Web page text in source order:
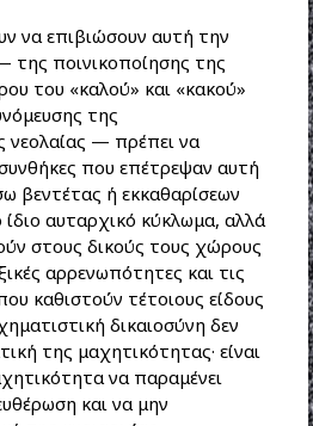
να επιβιώσουν αυτή την
της ποινικοποίησης της
του «καλού» και «κακού»
της
νεολαίας — πρέπει να
που επέτρεψαν αυτή
βεντέτας ή εκκαθαρίσεων
αυταρχικό κύκλωμα, αλλά
στους δικούς τους χώρους
αρρενωπότητες και τις
καθιστούν τέτοιους είδους
δικαιοσύνη δεν
της μαχητικότητας· είναι
να παραμένει
και να μην